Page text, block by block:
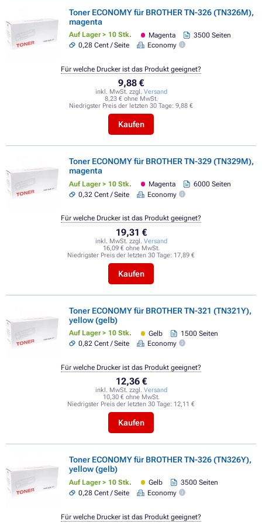
Toner ECONOMY für BROTHER TN-326 (TN326M),
magenta
Auf Lager > 10 Stk. Magenta
3500 Seiten
0,28 Cent / Seite
Economy
9,88 €
inkl. MwSt. zzgl. Versand
8,23 € ohne MwSt.
Niedrigster Preis der letzten 30 Tage: 9,88 €
Kaufen
Für welche Drucker ist das Produkt geeignet?
Toner ECONOMY für BROTHER TN-329 (TN329M),
magenta
Auf Lager > 10 Stk. Magenta
6000 Seiten
0,32 Cent / Seite
Economy
19,31 €
inkl. MwSt. zzgl. Versand
16,09 € ohne MwSt.
Niedrigster Preis der letzten 30 Tage: 17,89 €
Kaufen
Für welche Drucker ist das Produkt geeignet?
Toner ECONOMY für BROTHER TN-321 (TN321Y),
yellow (gelb)
Auf Lager > 10 Stk. Gelb
1500 Seiten
0,82 Cent / Seite
Economy
12,36 €
inkl. MwSt. zzgl. Versand
10,30 € ohne MwSt.
Niedrigster Preis der letzten 30 Tage: 12,11 €
Kaufen
Für welche Drucker ist das Produkt geeignet?
Toner ECONOMY für BROTHER TN-326 (TN326Y),
yellow (gelb)
Auf Lager > 10 Stk. Gelb
3500 Seiten
0,28 Cent / Seite
Economy
Für welche Drucker ist das Produkt geeignet?